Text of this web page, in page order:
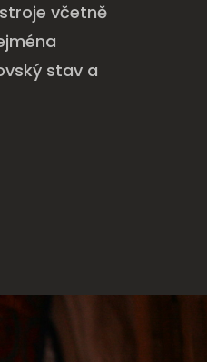
včetně
stav a